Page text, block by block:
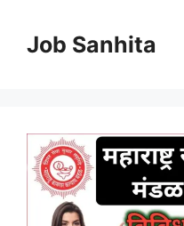
contentJob Sanhita